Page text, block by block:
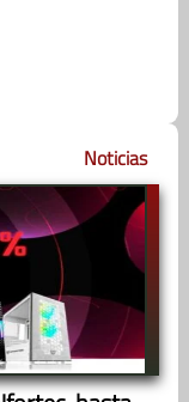
Noticias